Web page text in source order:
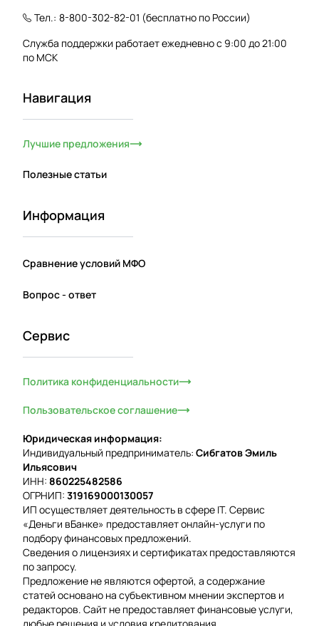
Тел.: 8-800-302-82-01 (бесплатно по России)
Служба поддержки работает ежедневно с 9:00 до 21:00
по МСК
Навигация
Лучшие предложения
Полезные статьи
Информация
Сравнение условий МФО
Вопрос - ответ
Сервис
Политика конфиденциальности
Пользовательское соглашение
Юридическая информация:
Индивидуальный предприниматель: Сибгатов Эмиль
Ильясович
ИНН: 860225482586
ОГРНИП: 319169000130057
ИП осуществляет деятельность в сфере IT. Сервис
«Деньги вБанке» предоставляет онлайн-услуги по
подбору финансовых предложений.
Сведения о лицензиях и сертификатах предоставляются
по запросу.
Предложение не являются офертой, а содержание
статей основано на субъективном мнении экспертов и
редакторов. Сайт не предоставляет финансовые услуги,